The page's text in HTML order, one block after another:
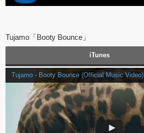
Tujamo「Booty Bounce」
iTunes
Tujamo - Booty Bounce (Official Music Video)